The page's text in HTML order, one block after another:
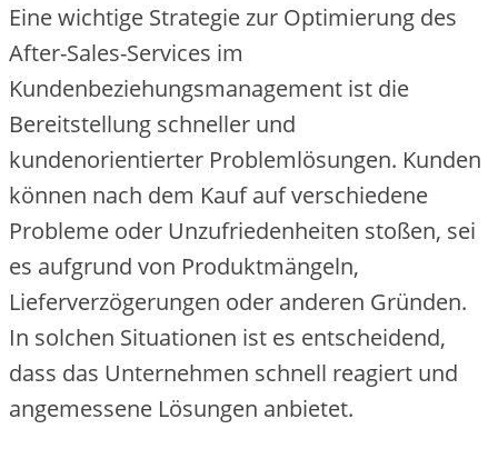
Eine wichtige Strategie zur Optimierung des
After-Sales-Services im
Kundenbeziehungsmanagement ist die
Bereitstellung schneller und
kundenorientierter Problemlösungen. Kunden
können nach dem Kauf auf verschiedene
Probleme oder Unzufriedenheiten stoßen, sei
es aufgrund von Produktmängeln,
Lieferverzögerungen oder anderen Gründen.
In solchen Situationen ist es entscheidend,
dass das Unternehmen schnell reagiert und
angemessene Lösungen anbietet.